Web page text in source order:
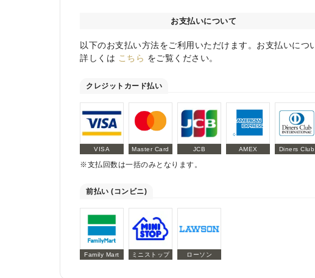
お支払いについて
以下のお支払い方法をご利用いただけます。お支払いにつ
詳しくは こちら をご覧ください。
クレジットカード払い
VISA Master Card JCB AMEX Diners Club
※支払回数は一括のみとなります。
前払い (コンビニ)
Family Mart ミニストップ ローソン